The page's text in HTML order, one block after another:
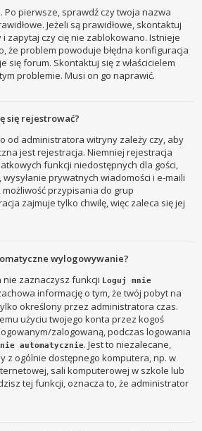
Po pierwsze, sprawdź czy twoja nazwa
Jeżeli są prawidłowe, skontaktuj
i zapytaj czy cię nie zablokowano. Istnieje
że problem powoduje błędna konfiguracja
się forum. Skontaktuj się z właścicielem
problemie. Musi on go naprawić.
się rejestrować?
od administratora witryny zależy czy, aby
jest rejestracja. Niemniej rejestracja
funkcji niedostępnych dla gości,
prywatnych wiadomości i e-maili
przypisania do grup
zajmuje tylko chwilę, więc zaleca się jej
wylogowywanie?
nie zaznaczysz funkcji Loguj mnie
informację o tym, że twój pobyt na
określony przez administratora czas.
użyciu twojego konta przez kogoś
zalogowaną, podczas logowania
automatycznie. Jest to niezalecane,
z ogólnie dostępnego komputera, np. w
sali komputerowej w szkole lub
tej funkcji, oznacza to, że administrator